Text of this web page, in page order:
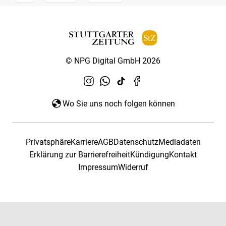
© NPG Digital GmbH 2026
Wo Sie uns noch folgen können
PrivatsphäreKarriereAGBDatenschutzMediadaten
Erklärung zur BarrierefreiheitKündigungKontakt
ImpressumWiderruf